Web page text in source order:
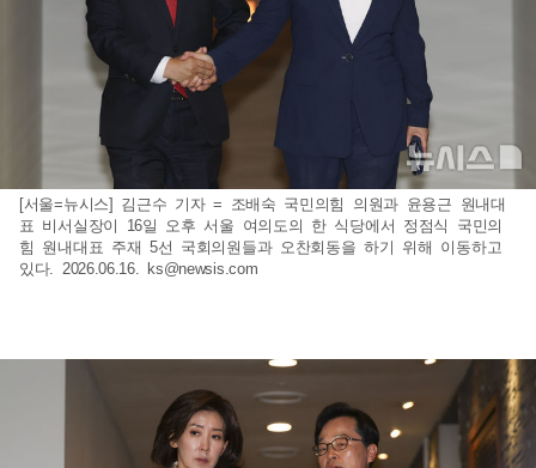
[서울=뉴시스] 김근수 기자 = 조배숙 국민의힘 의원과 윤용근 원내대
표 비서실장이 16일 오후 서울 여의도의 한 식당에서 정점식 국민의
힘 원내대표 주재 5선 국회의원들과 오찬회동을 하기 위해 이동하고
있다. 2026.06.16. ks@newsis.com